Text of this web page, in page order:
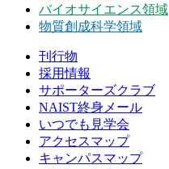
バイオサイエンス領域
物質創成科学領域
刊行物
採用情報
サポーターズクラブ
NAIST終身メール
いつでも見学会
アクセスマップ
キャンパスマップ